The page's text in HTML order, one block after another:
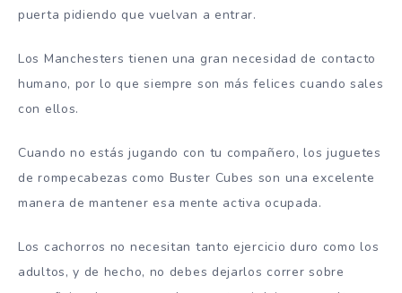
puerta pidiendo que vuelvan a entrar.
Los Manchesters tienen una gran necesidad de contacto
humano, por lo que siempre son más felices cuando sales
con ellos.
Cuando no estás jugando con tu compañero, los juguetes
de rompecabezas como Buster Cubes son una excelente
manera de mantener esa mente activa ocupada.
Los cachorros no necesitan tanto ejercicio duro como los
adultos, y de hecho, no debes dejarlos correr sobre